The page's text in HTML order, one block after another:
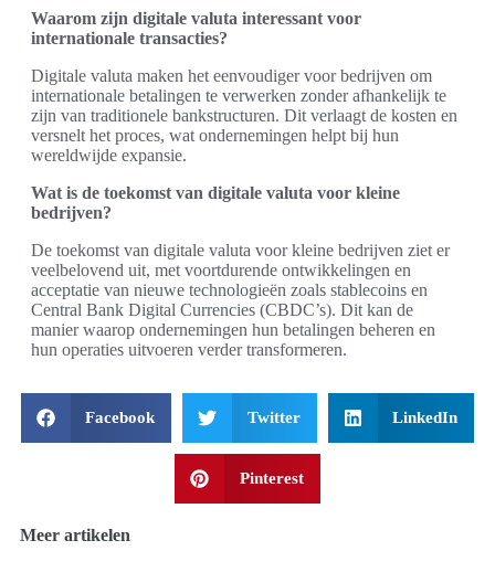
Waarom zijn digitale valuta interessant voor
internationale transacties?
Digitale valuta maken het eenvoudiger voor bedrijven om
internationale betalingen te verwerken zonder afhankelijk te
zijn van traditionele bankstructuren. Dit verlaagt de kosten en
versnelt het proces, wat ondernemingen helpt bij hun
wereldwijde expansie.
Wat is de toekomst van digitale valuta voor kleine
bedrijven?
De toekomst van digitale valuta voor kleine bedrijven ziet er
veelbelovend uit, met voortdurende ontwikkelingen en
acceptatie van nieuwe technologieën zoals stablecoins en
Central Bank Digital Currencies (CBDC’s). Dit kan de
manier waarop ondernemingen hun betalingen beheren en
hun operaties uitvoeren verder transformeren.
Facebook Twitter LinkedIn
Pinterest
Meer artikelen